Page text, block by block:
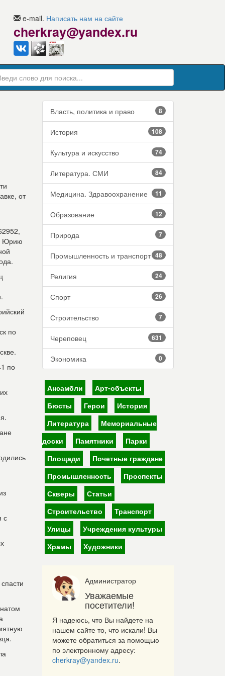
e-mail. Написать нам на сайте
cherkray@yandex.ru
от
Юрию
по
по
с
Власть, политика и право 8
История 108
Культура и искусство 74
Литература. СМИ 84
Медицина. Здравоохранение 11
Образование 12
Природа 7
Промышленность и транспорт 48
Религия 24
Спорт 26
Строительство 7
Череповец 631
Экономика 0
Ансамбли
Арт-объекты
Бюсты
Герои
История
Литература
Мемориальные
доски
Памятники
Парки
Площади
Почетные граждане
Промышленность
Проспекты
Скверы
Статьи
Строительство
Транспорт
Улицы
Учреждения культуры
Храмы
Художники
Администратор
Уважаемые
посетители!
Я надеюсь, что Вы найдете на
нашем сайте то, что искали! Вы
можете обратиться за помощью
по электронному адресу:
cherkray@yandex.ru.